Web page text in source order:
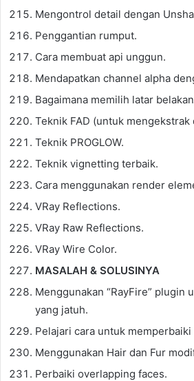
Mengontrol detail dengan
Penggantian rumput.
Cara membuat api unggun.
Mendapatkan channel alpha
Bagaimana memilih latar
Teknik FAD (untuk
Teknik PROGLOW.
Teknik vignetting terbaik.
Cara menggunakan render
VRay Reflections.
VRay Raw Reflections.
VRay Wire Color.
MASALAH & SOLUSINYA
Menggunakan “RayFire” plugin
yang jatuh.
Pelajari cara untuk
Menggunakan Hair dan Fur
Perbaiki overlapping faces.